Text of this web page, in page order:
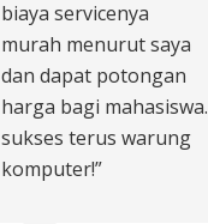
biaya servicenya
murah menurut saya
dan dapat potongan
harga bagi mahasiswa.
sukses terus warung
komputer!”